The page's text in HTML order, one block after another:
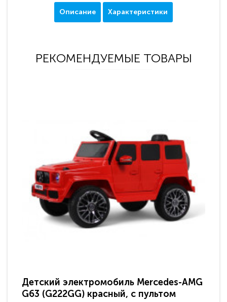
Описание Характеристики
РЕКОМЕНДУЕМЫЕ ТОВАРЫ
Детский электромобиль Mercedes-AMG
G63 (G222GG) красный, с пультом